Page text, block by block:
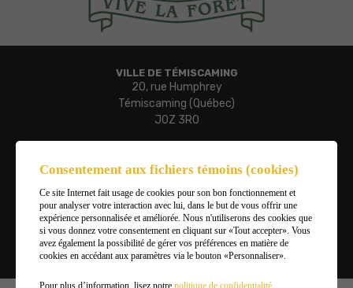
Consentement aux fichiers témoins (cookies)
Ce site Internet fait usage de cookies pour son bon fonctionnement et
pour analyser votre interaction avec lui, dans le but de vous offrir une
expérience personnalisée et améliorée. Nous n'utiliserons des cookies que
si vous donnez votre consentement en cliquant sur «Tout accepter». Vous
avez également la possibilité de gérer vos préférences en matière de
cookies en accédant aux paramètres via le bouton «Personnaliser».
Pour plus d’information, lisez notre politique de confidentialité
VILLE DE TÉMISCAMING
20, rue Humphrey
Témiscaming (Québec)
J0Z 3R0
819 627-3273
819 627-3019
Courriel :
ville.temiscaming@temiscaming.net
Gérer mes témoins (cookies)